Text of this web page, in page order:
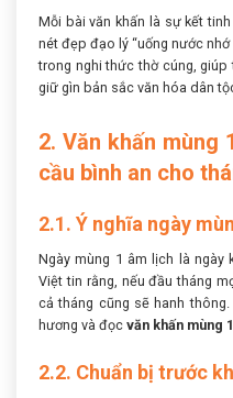
Mỗi bài văn khấn là sự kết
nét đẹp đạo lý “uống nước
trong nghi thức thờ cúng, giúp
giữ gìn bản sắc văn hóa dân
2. Văn khấn mùng
cầu bình an cho
2.1. Ý nghĩa ngày
Ngày mùng 1 âm lịch là ngày
Việt tin rằng, nếu đầu tháng
cả tháng cũng sẽ hanh
hương và đọc văn khấn mùng 1
2.2. Chuẩn bị trước